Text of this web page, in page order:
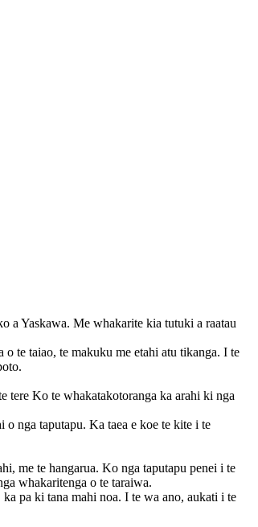
a Yaskawa. Me whakarite kia tutuki a raatau
te taiao, te makuku me etahi atu tikanga. I te
tere Ko te whakatakotoranga ka arahi ki nga
nga taputapu. Ka taea e koe te kite i te
me te hangarua. Ko nga taputapu penei i te
whakaritenga o te taraiwa.
pa ki tana mahi noa. I te wa ano, aukati i te